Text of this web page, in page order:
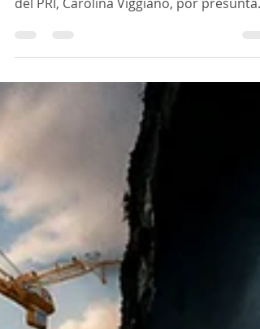
Simey Olvera, al denunciar a la senadora
pedir explicaciones sobre el huachicol
fiscal que López Obrador orquestó desde
la presidencia de la república, es
pedir que se ponga a trabajar y legislar,
violencia; pedir que ya no se cuelgue de
fama de Obrador y de la presidenta de la
república Claudia Sheinbau